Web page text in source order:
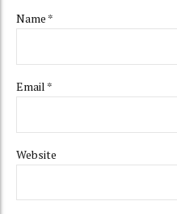
Name *
Email *
Website